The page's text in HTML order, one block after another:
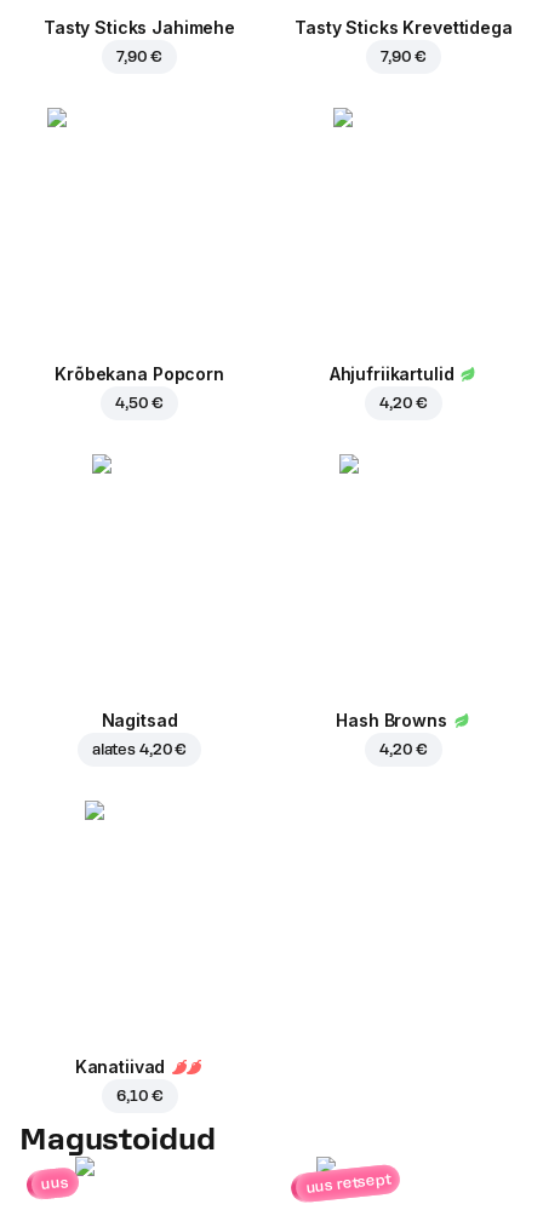
Tasty Sticks Jahimehe
7,90 €
Tasty Sticks Krevettidega
7,90 €
Krõbekana Popcorn
4,50 €
Ahjufriikartulid
4,20 €
Nagitsad
alates 4,20 €
Hash Browns
4,20 €
Kanatiivad
6,10 €
Magustoidud
uus uus retsept